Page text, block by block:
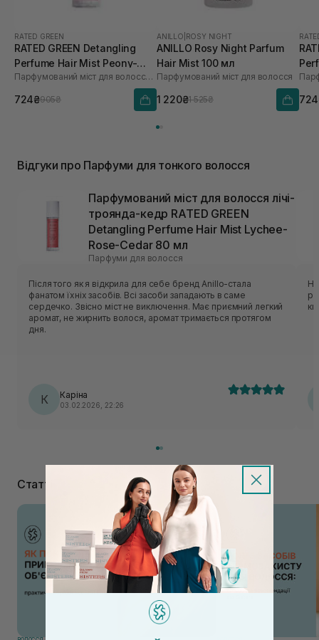
RATED GREEN
RATED GREEN Detangling
Perfume Hair Mist Peony-
Coconut-Sandal
Парфумований міст для волосся півонія-кокос-сандал
724₴905₴
ANILLO ROSY NIGHT
ANILLO Rosy Night Parfum
Hair Mist 100 мл
Парфумований міст для волосся
1 220₴1 525₴
Відгуки про Парфуми для тонкого волосся
Парфумований міст для волосся лічі-
троянда-кедр RATED GREEN
Detangling Perfume Hair Mist Lychee-
Rose-Cedar 80 мл
Парфуми для волосся
Після того як я відкрила для себе бренд Anillo-стала
фанатом їхніх засобів. Всі засоби западають в саме
сердечко. Звісно міст не виключення. Має приємний легкий
аромат, не жирнить волося, аромат тримається протягом
дня.
К Каріна
03.02.2026, 22:26
розхід Троянду не
Статті